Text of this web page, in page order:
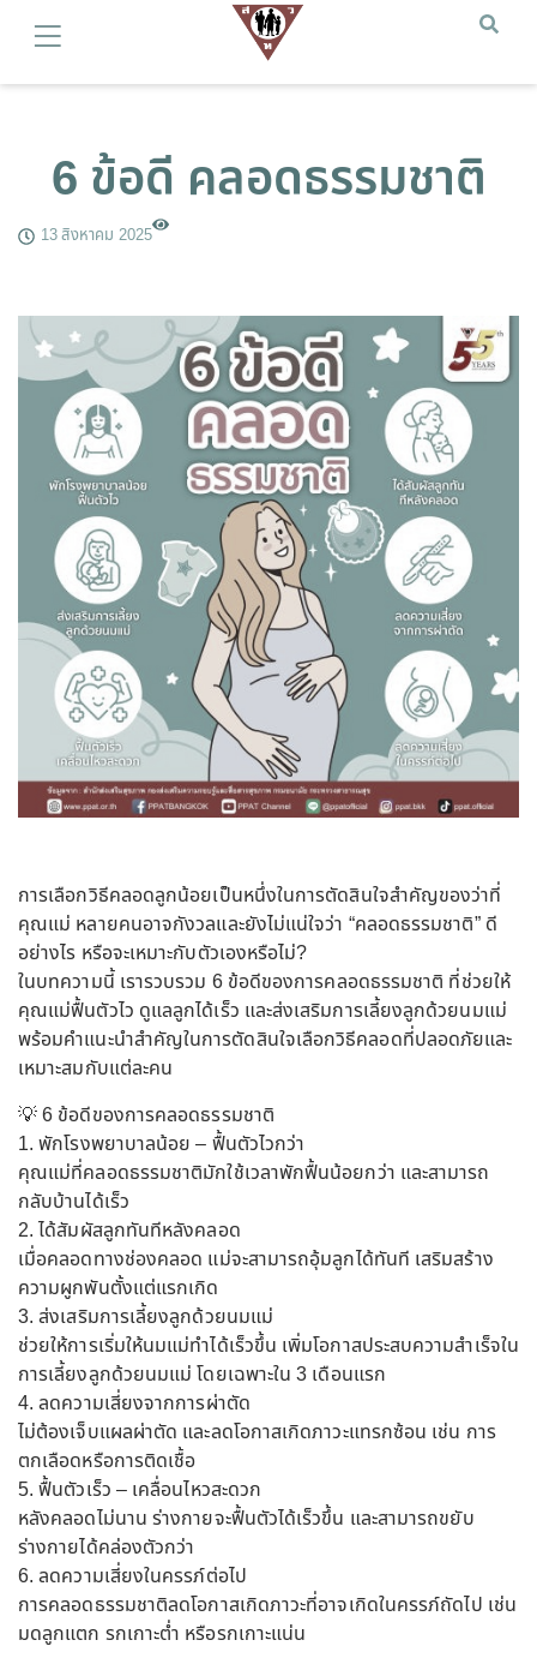
6 ข้อดี คลอดธรรมชาติ
13 สิงหาคม 2025
การเลือกวิธีคลอดลูกน้อยเป็นหนึ่งในการตัดสินใจสำคัญของว่าที่
คุณแม่ หลายคนอาจกังวลและยังไม่แน่ใจว่า “คลอดธรรมชาติ” ดี
อย่างไร หรือจะเหมาะกับตัวเองหรือไม่?
ในบทความนี้ เรารวบรวม 6 ข้อดีของการคลอดธรรมชาติ ที่ช่วยให้
คุณแม่ฟื้นตัวไว ดูแลลูกได้เร็ว และส่งเสริมการเลี้ยงลูกด้วยนมแม่
พร้อมคำแนะนำสำคัญในการตัดสินใจเลือกวิธีคลอดที่ปลอดภัยและ
เหมาะสมกับแต่ละคน
💡 6 ข้อดีของการคลอดธรรมชาติ
1. พักโรงพยาบาลน้อย – ฟื้นตัวไวกว่า
คุณแม่ที่คลอดธรรมชาติมักใช้เวลาพักฟื้นน้อยกว่า และสามารถ
กลับบ้านได้เร็ว
2. ได้สัมผัสลูกทันทีหลังคลอด
เมื่อคลอดทางช่องคลอด แม่จะสามารถอุ้มลูกได้ทันที เสริมสร้าง
ความผูกพันตั้งแต่แรกเกิด
3. ส่งเสริมการเลี้ยงลูกด้วยนมแม่
ช่วยให้การเริ่มให้นมแม่ทำได้เร็วขึ้น เพิ่มโอกาสประสบความสำเร็จใน
การเลี้ยงลูกด้วยนมแม่ โดยเฉพาะใน 3 เดือนแรก
4. ลดความเสี่ยงจากการผ่าตัด
ไม่ต้องเจ็บแผลผ่าตัด และลดโอกาสเกิดภาวะแทรกซ้อน เช่น การ
ตกเลือดหรือการติดเชื้อ
5. ฟื้นตัวเร็ว – เคลื่อนไหวสะดวก
หลังคลอดไม่นาน ร่างกายจะฟื้นตัวได้เร็วขึ้น และสามารถขยับ
ร่างกายได้คล่องตัวกว่า
6. ลดความเสี่ยงในครรภ์ต่อไป
การคลอดธรรมชาติลดโอกาสเกิดภาวะที่อาจเกิดในครรภ์ถัดไป เช่น
มดลูกแตก รกเกาะต่ำ หรือรกเกาะแน่น